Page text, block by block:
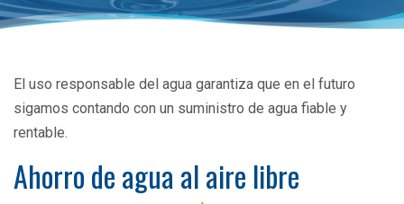
El uso responsable del agua garantiza que en el futuro
sigamos contando con un suministro de agua fiable y
rentable.
Ahorro de agua al aire libre